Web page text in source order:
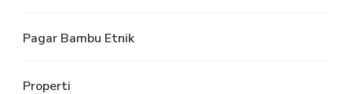
Pagar Bambu Etnik
Properti